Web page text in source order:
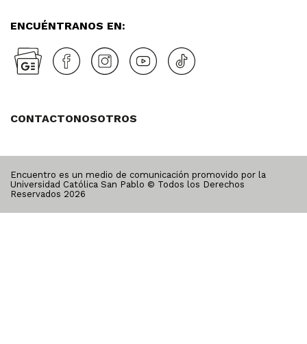
ENCUÉNTRANOS EN:
CONTACTONOSOTROS
Encuentro es un medio de comunicación promovido por la
Universidad Católica San Pablo © Todos los Derechos
Reservados 2026